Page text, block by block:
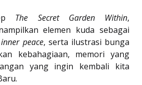
The Secret Garden Within,
elemen kuda sebagai
inner peace, serta ilustrasi bunga
kebahagiaan, memori yang
yang ingin kembali kita